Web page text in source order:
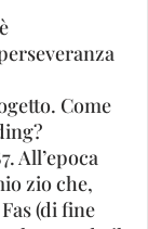
Come
All’epoca
zio che,
(di fine